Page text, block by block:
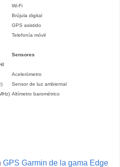
Wi-Fi
Brújula digital
GPS asistido
Telefonía móvil
Sensores
Acelerómetro
Sensor de luz ambiental
Altímetro barométrico
GPS Garmin de la gama Edge